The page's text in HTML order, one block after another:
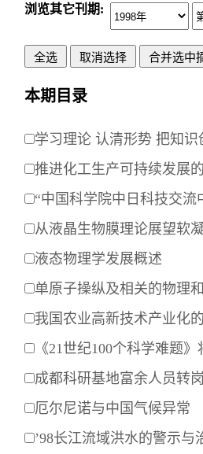
浏览其它刊期:
本期目录
学习理论 认清形势 把知
推进化工生产可持续发展
“中国科学院中日科技交
从液晶生物膜理论展望软
液态物理学发展概述
单原子操纵及相关的物理
我国农业高新技术产业化
《21世纪100个科学难题
成都科研基地富余人员转
厄尔尼诺与中国气候异常
’98长江流域洪水的警示与